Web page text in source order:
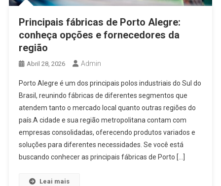
Principais fábricas de Porto Alegre:
conheça opções e fornecedores da
região
Abril 28, 2026 Admin
Porto Alegre é um dos principais polos industriais do Sul do
Brasil, reunindo fábricas de diferentes segmentos que
atendem tanto o mercado local quanto outras regiões do
país.A cidade e sua região metropolitana contam com
empresas consolidadas, oferecendo produtos variados e
soluções para diferentes necessidades. Se você está
buscando conhecer as principais fábricas de Porto […]
Leai mais